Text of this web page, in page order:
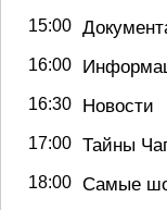
15:00
16:00
16:30 Новости
17:00 Тайны
18:00 Самые